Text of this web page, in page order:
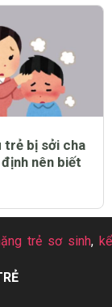
trẻ bị sởi cha
nên biết
trẻ sơ sinh,kể